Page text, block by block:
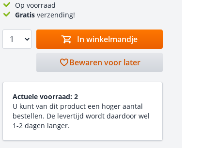
Op voorraad
Gratis verzending!
In winkelmandje
Bewaren voor later
Actuele voorraad: 2
U kunt van dit product een hoger aantal
bestellen. De levertijd wordt daardoor wel
1-2 dagen langer.